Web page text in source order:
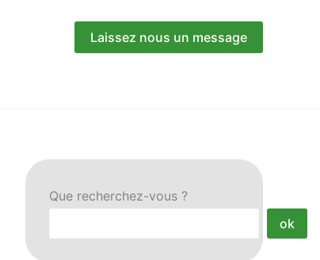
Laissez nous un message
Que recherchez-vous ?
ok